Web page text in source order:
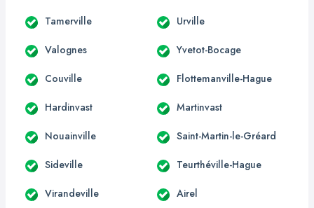
Tamerville Urville
Valognes Yvetot-Bocage
Couville Flottemanville-Hague
Hardinvast Martinvast
Nouainville Saint-Martin-le-Gréard
Sideville Teurthéville-Hague
Virandeville Airel